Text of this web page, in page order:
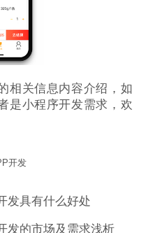
相关信息内容介绍，如
是小程序开发需求，欢
开发
发具有什么好处
发的市场及需求浅析